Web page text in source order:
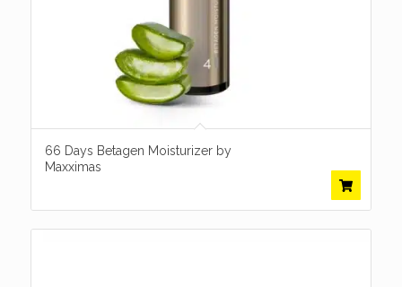
66 Days Betagen Moisturizer by
Maxximas